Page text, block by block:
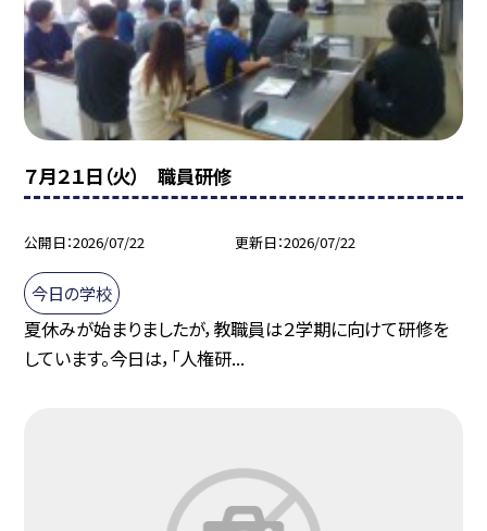
７月２１日（火） 職員研修
公開日 2026/07/22 更新日 2026/07/22
今日の学校
夏休みが始まりましたが，教職員は２学期に向けて研修を
しています。今日は，「人権研...